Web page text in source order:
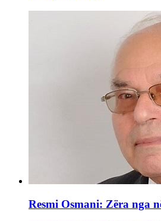
Resmi Osmani: Zëra nga